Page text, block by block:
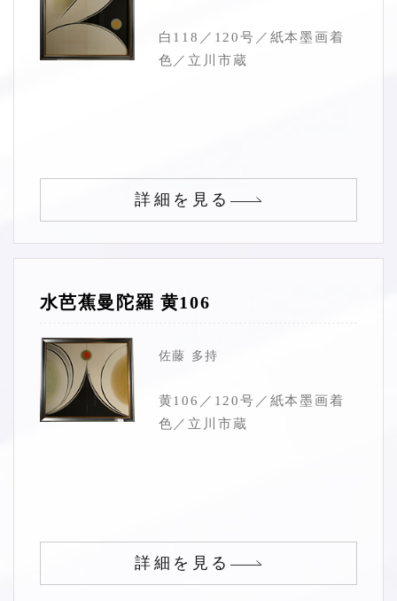
白118／120号／紙本墨画着
色／立川市蔵
詳細を見る
水芭蕉曼陀羅 黄106
佐藤 多持
黄106／120号／紙本墨画着
色／立川市蔵
詳細を見る